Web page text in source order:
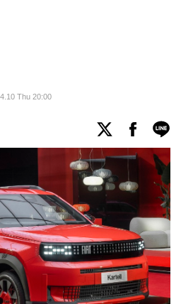
Thu 20:00